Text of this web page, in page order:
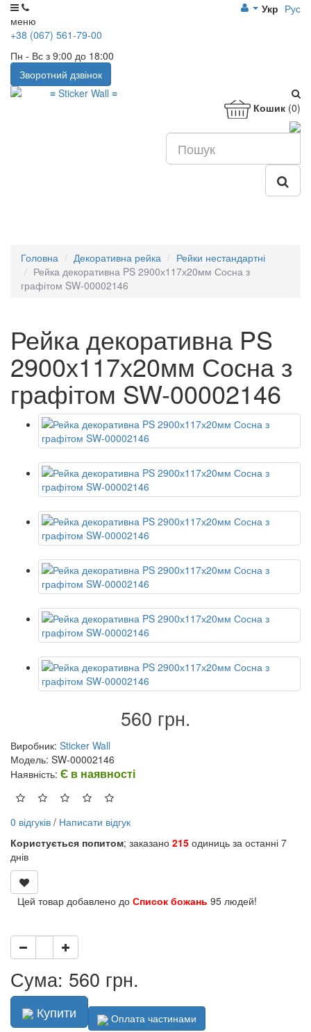
меню
Укр Рус
+38 (067) 561-79-00
Пн - Вс з 9:00 до 18:00
Зворотний дзвінок
Кошик (0)
Головна Декоративна рейка
Рейки нестандартні
Рейка декоративна PS 2900х117х20мм Сосна з
графітом SW-00002146
Рейка декоративна PS
2900х117х20мм Сосна з
графітом SW-00002146
560 грн.
Виробник: Sticker Wall
Модель: SW-00002146
Наявність: Є в наявності
0 відгуків / Написати відгук
Користується попитом; заказано 215 одиниць за останні 7
днів
Цей товар добавлено до Список божань 95 людей!
Сума: 560 грн.
Купити Оплата частинами